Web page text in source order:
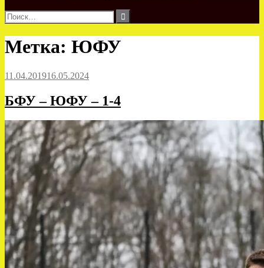
Найти:
Метка: ЮФУ
11.04.201916.05.2024
БФУ – ЮФУ – 1-4